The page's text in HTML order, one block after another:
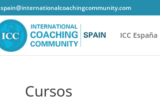
spain@internationalcoachingcommunity.com
ICC España
Cursos